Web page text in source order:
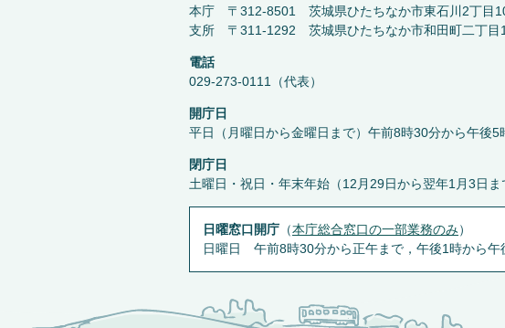
本庁 〒312-8501 茨城県ひたちなか市東石川2丁目
支所 〒311-1292 茨城県ひたちなか市和田町二丁目
電話
029-273-0111（代表）
開庁日
平日（月曜日から金曜日まで）午前8時30分から午後5
閉庁日
土曜日・祝日・年末年始（12月29日から翌年1月3日ま
日曜窓口開庁 （本庁総合窓口の一部業務のみ）
日曜日 午前8時30分から正午まで，午後1時から午